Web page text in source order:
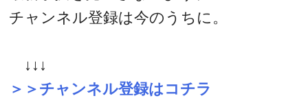
チャンネル登録は今のうちに。
↓↓↓
＞＞チャンネル登録はコチラ